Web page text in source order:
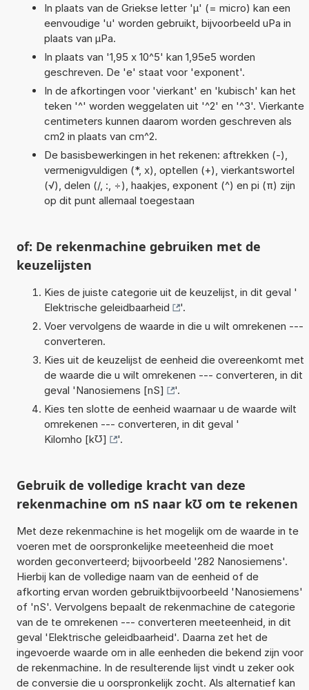
In plaats van de Griekse letter 'µ' (= micro) kan een
eenvoudige 'u' worden gebruikt, bijvoorbeeld uPa in
plaats van µPa.
In plaats van '1,95 x 10^5' kan 1,95e5 worden
geschreven. De 'e' staat voor 'exponent'.
In de afkortingen voor 'vierkant' en 'kubisch' kan het
teken '^' worden weggelaten uit '^2' en '^3'. Vierkante
centimeters kunnen daarom worden geschreven als
cm2 in plaats van cm^2.
De basisbewerkingen in het rekenen: aftrekken (-),
vermenigvuldigen (*, x), optellen (+), vierkantswortel
(√), delen (/, :, ÷), haakjes, exponent (^) en pi (π) zijn
op dit punt allemaal toegestaan
of: De rekenmachine gebruiken met de
keuzelijsten
Kies de juiste categorie uit de keuzelijst, in dit geval '
Elektrische geleidbaarheid
'.
Voer vervolgens de waarde in die u wilt omrekenen ---
converteren.
Kies uit de keuzelijst de eenheid die overeenkomt met
de waarde die u wilt omrekenen --- converteren, in dit
geval 'Nanosiemens [nS]
'.
Kies ten slotte de eenheid waarnaar u de waarde wilt
omrekenen --- converteren, in dit geval '
Kilomho [k℧]
'.
Gebruik de volledige kracht van deze
rekenmachine om nS naar k℧ om te rekenen
Met deze rekenmachine is het mogelijk om de waarde in te
voeren met de oorspronkelijke meeteenheid die moet
worden geconverteerd; bijvoorbeeld '282 Nanosiemens'.
Hierbij kan de volledige naam van de eenheid of de
afkorting ervan worden gebruiktbijvoorbeeld 'Nanosiemens'
of 'nS'. Vervolgens bepaalt de rekenmachine de categorie
van de te omrekenen --- converteren meeteenheid, in dit
geval 'Elektrische geleidbaarheid'. Daarna zet het de
ingevoerde waarde om in alle eenheden die bekend zijn voor
de rekenmachine. In de resulterende lijst vindt u zeker ook
de conversie die u oorspronkelijk zocht. Als alternatief kan